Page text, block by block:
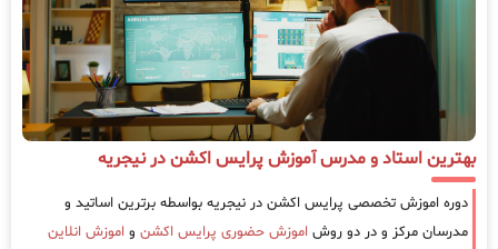
بهترین استاد و مدرس آموزش پرایس اکشن در نیجریه
دوره اموزش تخصصی پرایس اکشن در نیجریه بواسطه برترین اساتید و
مدرسان مرکز و در دو روش اموزش حضوری پرایس اکشن و اموزش انلاین